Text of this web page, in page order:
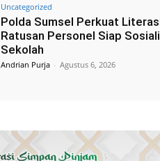
Uncategorized
Polda Sumsel Perkuat
Ratusan Personel Siap
Sekolah
Andrian Purja - Agustus 6, 2026